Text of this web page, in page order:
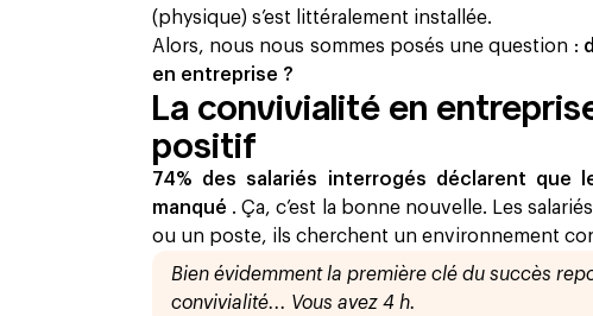
(physique) s’est littéralement installée.
Alors, nous nous sommes posés une question :
en entreprise ?
La convivialité en
positif
74% des salariés interrogés déclarent que
manqué . Ça, c’est la bonne nouvelle. Les
ou un poste, ils cherchent un environnement
Bien évidemment la première clé du succès
convivialité... Vous avez 4 h.